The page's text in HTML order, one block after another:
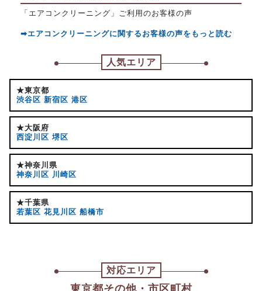
「エアコンクリーニング」ご利用のお客様の声
➡エアコンクリーニングに関するお客様の声をもっと読む
人気エリア
★東京都
渋谷区 新宿区 港区
★大阪府
西淀川区 堺区
★神奈川県
神奈川区 川崎区
★千葉県
若葉区 花見川区 船橋市
対応エリア
東京都その他・市区町村